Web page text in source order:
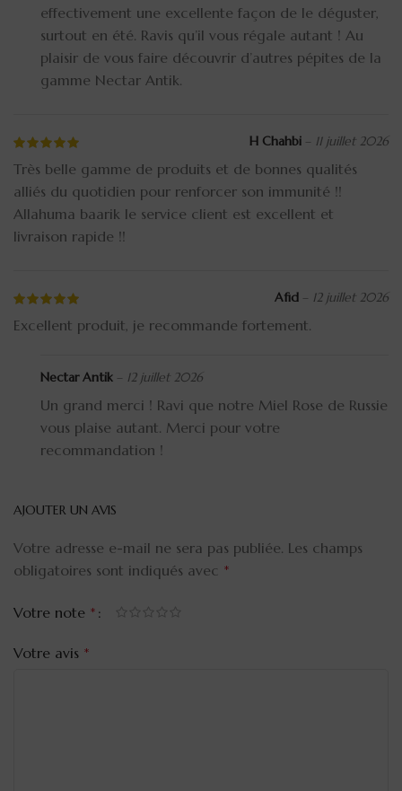
effectivement une excellente façon de le déguster,
surtout en été. Ravis qu’il vous régale autant ! Au
plaisir de vous faire découvrir d’autres pépites de la
gamme Nectar Antik.
H Chahbi – 11 juillet 2026
Très belle gamme de produits et de bonnes qualités
alliés du quotidien pour renforcer son immunité !!
Allahuma baarik le service client est excellent et
livraison rapide !!
Afid – 12 juillet 2026
Excellent produit, je recommande fortement.
Nectar Antik – 12 juillet 2026
Un grand merci ! Ravi que notre Miel Rose de Russie
vous plaise autant. Merci pour votre
recommandation !
AJOUTER UN AVIS
Votre adresse e-mail ne sera pas publiée. Les champs
obligatoires sont indiqués avec *
Votre note *
Votre avis *